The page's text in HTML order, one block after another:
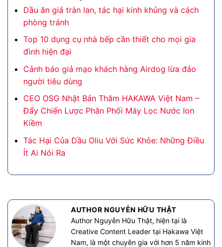
Dầu ăn giả tràn lan, tác hại kinh khủng và cách
phòng tránh
Top 10 dụng cụ nhà bếp cần thiết cho mọi gia
đình hiện đại
Cảnh báo giả mạo khách hàng Airdog lừa đảo
người tiêu dùng
CEO OSG Nhật Bản Thăm HAKAWA Việt Nam –
Đẩy Chiến Lược Phân Phối Máy Lọc Nước Ion
Kiềm
Tác Hại Của Dầu Oliu Với Sức Khỏe: Những Điều
Ít Ai Nói Ra
AUTHOR NGUYỄN HỮU THẬT
Author Nguyễn Hữu Thật, hiện tại là
Creative Content Leader tại Hakawa Việt
Nam, là một chuyên gia với hơn 5 năm kinh